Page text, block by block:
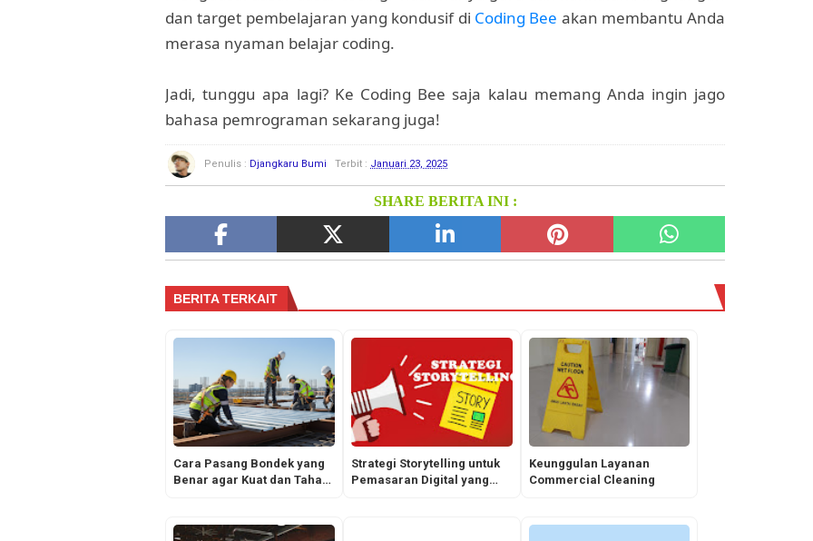
dan target pembelajaran yang kondusif di Coding Bee akan membantu Anda
merasa nyaman belajar coding.
Jadi, tunggu apa lagi? Ke Coding Bee saja kalau memang Anda ingin jago
bahasa pemrograman sekarang juga!
Penulis : Djangkaru Bumi Terbit : Januari 23, 2025
SHARE BERITA INI :
BERITA TERKAIT
Cara Pasang Bondek yang
Benar agar Kuat dan Tahan
Strategi Storytelling untuk
Pemasaran Digital yang
Keunggulan Layanan
Commercial Cleaning